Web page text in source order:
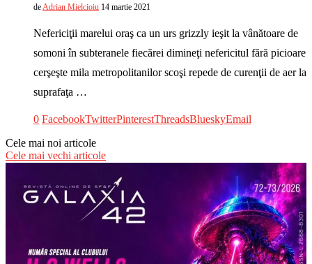
de Adrian Mielcioiu 14 martie 2021
Nefericiţii marelui oraş ca un urs grizzly ieşit la vânătoare de
somoni în subteranele fiecărei dimineţi nefericitul fără picioare
cerşeşte mila metropolitanilor scoşi repede de curenţii de aer la
suprafaţa …
0 FacebookTwitterPinterestThreadsBlueskyEmail
Cele mai noi articole
Cele mai vechi articole